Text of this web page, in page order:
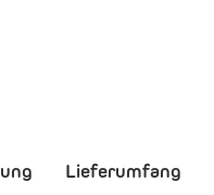
Lieferumfang